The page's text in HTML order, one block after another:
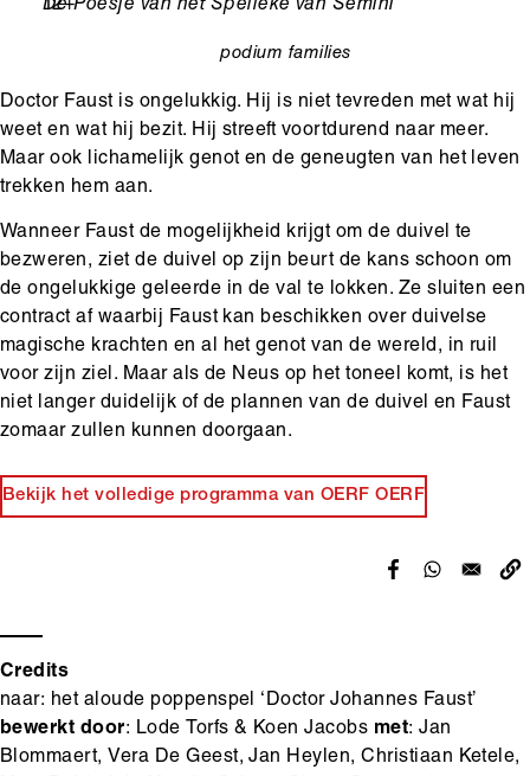
Leeftijd
12+
Ondertitel
De Poesje van het Spelleke van Semini
podium families
Doctor Faust is ongelukkig. Hij is niet tevreden met wat hij
weet en wat hij bezit. Hij streeft voortdurend naar meer.
Maar ook lichamelijk genot en de geneugten van het leven
trekken hem aan.
Wanneer Faust de mogelijkheid krijgt om de duivel te
bezweren, ziet de duivel op zijn beurt de kans schoon om
de ongelukkige geleerde in de val te lokken. Ze sluiten een
contract af waarbij Faust kan beschikken over duivelse
magische krachten en al het genot van de wereld, in ruil
voor zijn ziel. Maar als de Neus op het toneel komt, is het
niet langer duidelijk of de plannen van de duivel en Faust
zomaar zullen kunnen doorgaan.
Bekijk het volledige programma van OERF OERF
Credits
naar: het aloude poppenspel ‘Doctor Johannes Faust’
bewerkt door: Lode Torfs & Koen Jacobs met: Jan
Blommaert, Vera De Geest, Jan Heylen, Christiaan Ketele,